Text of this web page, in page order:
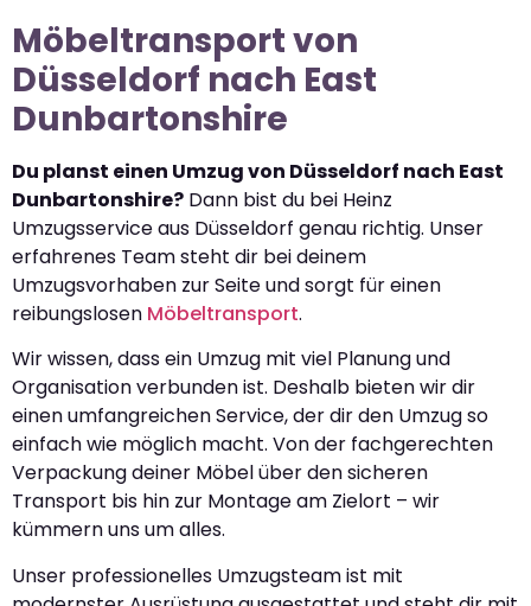
Möbeltransport von
Düsseldorf nach East
Dunbartonshire
Du planst einen Umzug von Düsseldorf nach East
Dunbartonshire? Dann bist du bei Heinz
Umzugsservice aus Düsseldorf genau richtig. Unser
erfahrenes Team steht dir bei deinem
Umzugsvorhaben zur Seite und sorgt für einen
reibungslosen Möbeltransport.
Wir wissen, dass ein Umzug mit viel Planung und
Organisation verbunden ist. Deshalb bieten wir dir
einen umfangreichen Service, der dir den Umzug so
einfach wie möglich macht. Von der fachgerechten
Verpackung deiner Möbel über den sicheren
Transport bis hin zur Montage am Zielort – wir
kümmern uns um alles.
Unser professionelles Umzugsteam ist mit